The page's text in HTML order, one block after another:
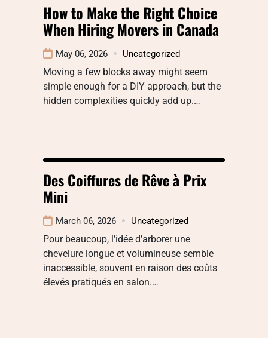
How to Make the Right Choice
When Hiring Movers in Canada
May 06, 2026 Uncategorized
Moving a few blocks away might seem
simple enough for a DIY approach, but the
hidden complexities quickly add up.…
Des Coiffures de Rêve à Prix
Mini
March 06, 2026 Uncategorized
Pour beaucoup, l’idée d’arborer une
chevelure longue et volumineuse semble
inaccessible, souvent en raison des coûts
élevés pratiqués en salon.…